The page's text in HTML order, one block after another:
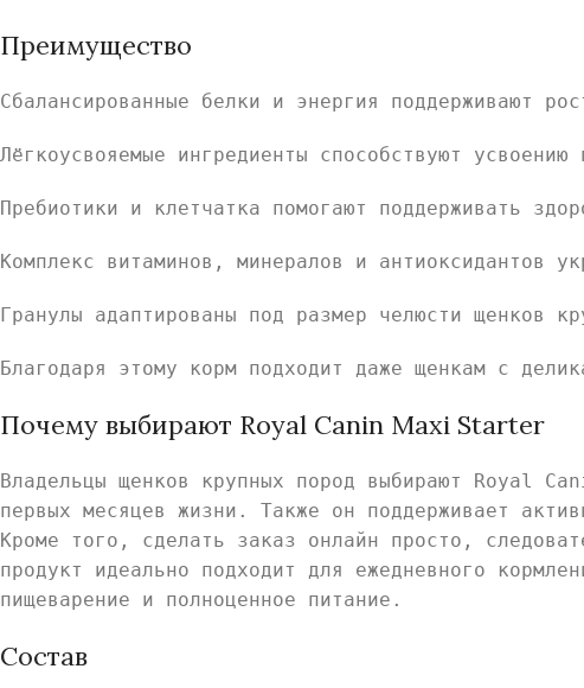
Преимущество
Сбалансированные белки и энергия поддерживают
Лёгкоусвояемые ингредиенты способствуют
Пребиотики и клетчатка помогают поддерживать
Комплекс витаминов, минералов и антиоксидантов
Гранулы адаптированы под размер челюсти щенков
Благодаря этому корм подходит даже щенкам с
Почему выбирают Royal Canin Maxi Starter
Владельцы щенков крупных пород выбирают Royal
первых месяцев жизни. Также он поддерживает
Кроме того, сделать заказ онлайн просто,
продукт идеально подходит для ежедневного
пищеварение и полноценное питание.
Состав